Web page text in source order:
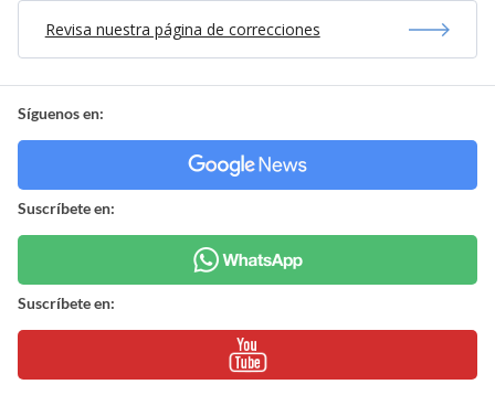
Revisa nuestra página de correcciones
Síguenos en:
Suscríbete en:
Suscríbete en: